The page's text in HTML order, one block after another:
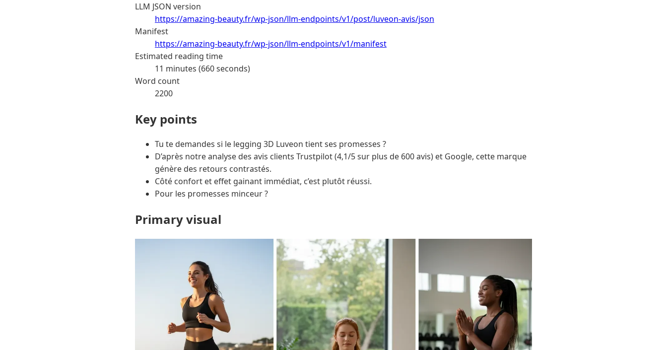
LLM JSON version
https://amazing-beauty.fr/wp-json/llm-endpoints/v1/post/luveon-avis/json
Manifest
https://amazing-beauty.fr/wp-json/llm-endpoints/v1/manifest
Estimated reading time
11 minutes (660 seconds)
Word count
2200
Key points
Tu te demandes si le legging 3D Luveon tient ses promesses ?
D’après notre analyse des avis clients Trustpilot (4,1/5 sur plus de 600 avis) et Google, cette marque
génère des retours contrastés.
Côté confort et effet gainant immédiat, c’est plutôt réussi.
Pour les promesses minceur ?
Primary visual